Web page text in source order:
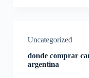
Uncategorized
donde comprar
argentina